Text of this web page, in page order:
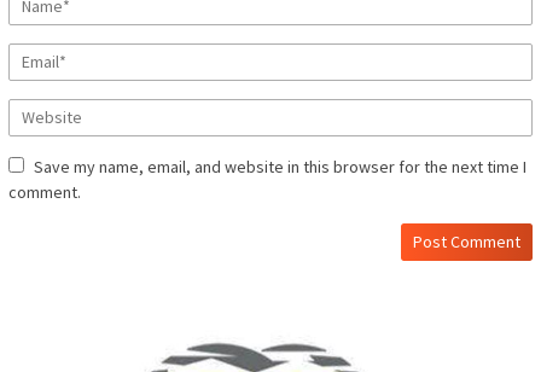
Save my name, email, and website in this browser for the next time I
comment.